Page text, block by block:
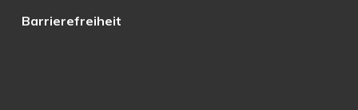
Barrierefreiheit